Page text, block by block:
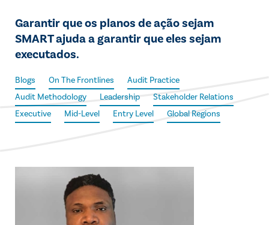
Garantir que os planos de ação sejam
SMART ajuda a garantir que eles sejam
executados.
Blogs On The Frontlines
Audit Practice
Audit Methodology
Leadership
Stakeholder Relations
Executive
Mid-Level Entry Level Global Regions